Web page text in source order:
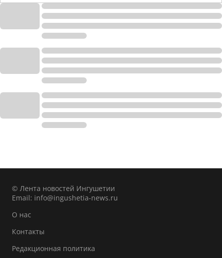
© Лента новостей Ингушетии
Email: info@ingushetia-news.ru
О нас
Контакты
Редакционная политика